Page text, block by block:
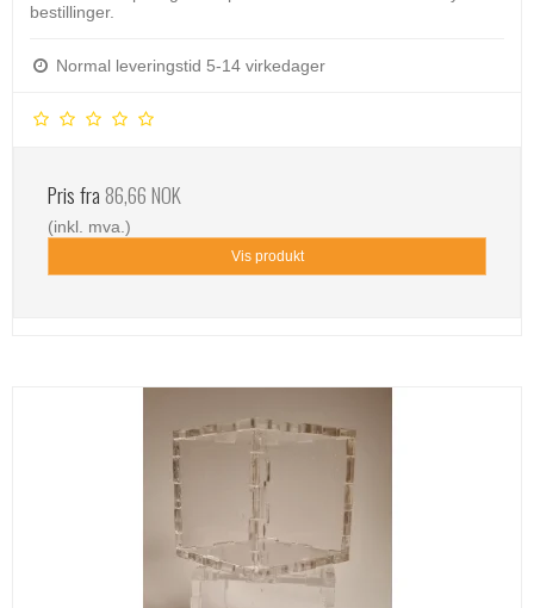
bestillinger.
Normal leveringstid 5-14 virkedager
Pris fra86,66 NOK
(inkl. mva.)
Vis produkt